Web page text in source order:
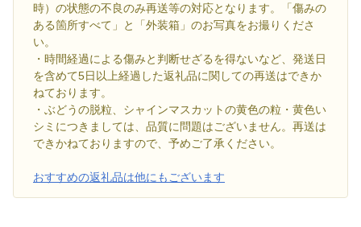
時）の状態の不良のみ再送等の対応となります。「傷みの
ある箇所すべて」と「外装箱」のお写真をお撮りくださ
い。
・時間経過による傷みと判断せざるを得ないなど、発送日
を含めて5日以上経過した返礼品に関しての再送はできか
ねております。
・ぶどうの脱粒、シャインマスカットの黄色の粒・黄色い
シミにつきましては、品質に問題はございません。再送は
できかねておりますので、予めご了承ください。
おすすめの返礼品は他にもございます